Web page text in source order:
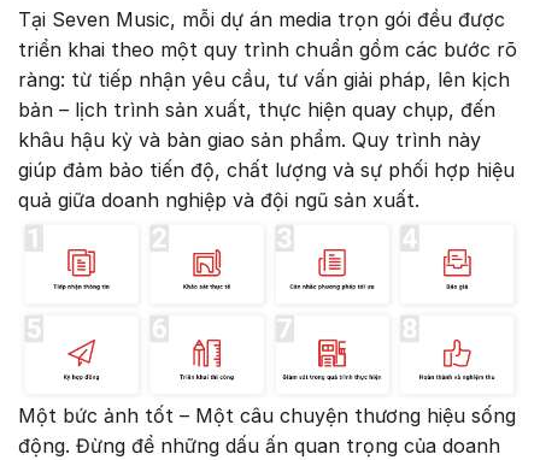
Tại Seven Music, mỗi dự án media trọn gói đều được
triển khai theo một quy trình chuẩn gồm các bước rõ
ràng: từ tiếp nhận yêu cầu, tư vấn giải pháp, lên kịch
bản – lịch trình sản xuất, thực hiện quay chụp, đến
khâu hậu kỳ và bàn giao sản phẩm. Quy trình này
giúp đảm bảo tiến độ, chất lượng và sự phối hợp hiệu
quả giữa doanh nghiệp và đội ngũ sản xuất.
Một bức ảnh tốt – Một câu chuyện thương hiệu sống
động. Đừng để những dấu ấn quan trọng của doanh